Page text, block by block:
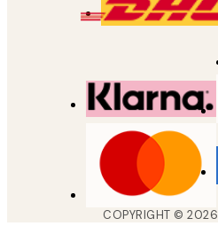
COPYRIGHT ©2026